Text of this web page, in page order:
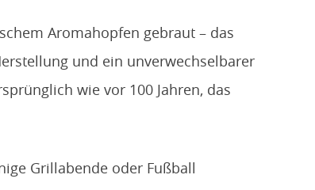
Aroma­hopfen gebraut – das
und ein unverwechselbarer
wie vor 100 Jahren, das
Grillabende oder Fußball